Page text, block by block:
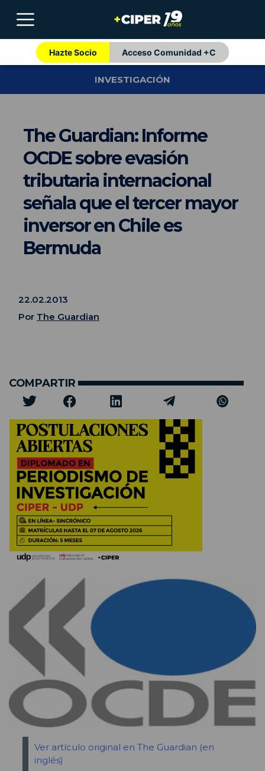
Hazte Socio Acceso Comunidad +C
INVESTIGACIÓN
The Guardian: Informe
OCDE sobre evasión
tributaria internacional
señala que el tercer mayor
inversor en Chile es
Bermuda
22.02.2013
Por The Guardian
COMPARTIR
Ver artículo original en The Guardian (en
inglés)